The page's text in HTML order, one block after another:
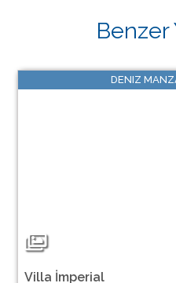
Benzer
DENIZ
Villa İmperial